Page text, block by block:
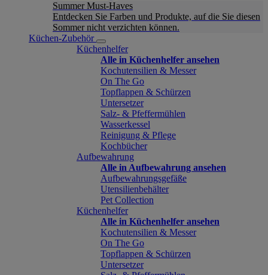
Summer Must-Haves
Entdecken Sie Farben und Produkte, auf die Sie diesen
Sommer nicht verzichten können.
Küchen-Zubehör
Küchenhelfer
Alle in Küchenhelfer ansehen
Kochutensilien & Messer
On The Go
Topflappen & Schürzen
Untersetzer
Salz- & Pfeffermühlen
Wasserkessel
Reinigung & Pflege
Kochbücher
Aufbewahrung
Alle in Aufbewahrung ansehen
Aufbewahrungsgefäße
Utensilienbehälter
Pet Collection
Küchenhelfer
Alle in Küchenhelfer ansehen
Kochutensilien & Messer
On The Go
Topflappen & Schürzen
Untersetzer